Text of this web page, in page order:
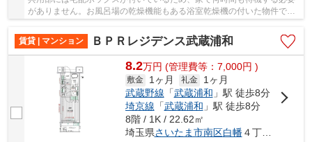
がありません。お風呂場の乾燥機能もある浴室乾燥機の付いた物件で
賃貸 | マンション
ＢＰＲレジデンス武蔵浦和
8.2万円 (管理費等：7,000円 )
敷金 1ヶ月 礼金
1ヶ月
武蔵野線 「武蔵浦和 」駅 徒歩8分
埼京線 「武蔵浦和 」駅 徒歩8分
8階 / 1K / 22.62㎡
埼玉県さいたま市南区白幡４丁目２４-１５